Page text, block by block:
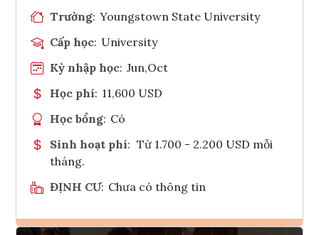
Trường: Youngstown State University
Cấp học: University
Kỳ nhập học: Jun,Oct
Học phí: 11,600 USD
Học bổng: Có
Sinh hoạt phí: Từ 1.700 - 2.200 USD mỗi
tháng.
ĐỊNH CƯ: Chưa có thông tin